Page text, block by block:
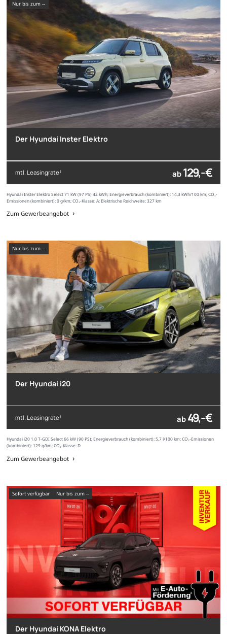
nur bis zum --
Der Hyundai Inster Elektro
mtl. Leasingrate1 ab 129,- €
Hyundai Inster Elektro Select 71 kW (97 PS) 42 kWh; Energieverbrauch (kombiniert): 14,3 kWh/100 km; CO₂-
Emissionen (kombiniert): 0 g/km; CO₂-Klasse: A; Elektrische Reichweite: 327 km
Zum Gewerbeangebot
nur bis zum --
Der Hyundai i20
mtl. Leasingrate1 ab 49,- €
Hyundai i20 1.0 T-GDI Select 66 kW (90 PS); Energieverbrauch (kombiniert): 5,7 l/100 km; CO₂-Emissionen
(kombiniert): 129 g/km; CO₂-Klasse: D
Zum Gewerbeangebot
sofort verfügbar nur bis zum --
Der Hyundai KONA Elektro